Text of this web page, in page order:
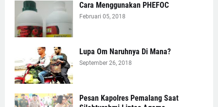
Cara Menggunakan PHEFOC
Februari 05, 2018
Lupa Om Naruhnya Di Mana?
September 26, 2018
Pesan Kapolres Pemalang Saat